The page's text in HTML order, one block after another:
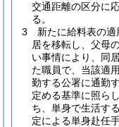
交通距離の区分に
る。
3
新たに給料表の
居を移転し、父母
い事情により、同
た職員で、当該適
勤する公署に通勤
定める基準に照ら
ち、単身で生活す
定による単身赴任